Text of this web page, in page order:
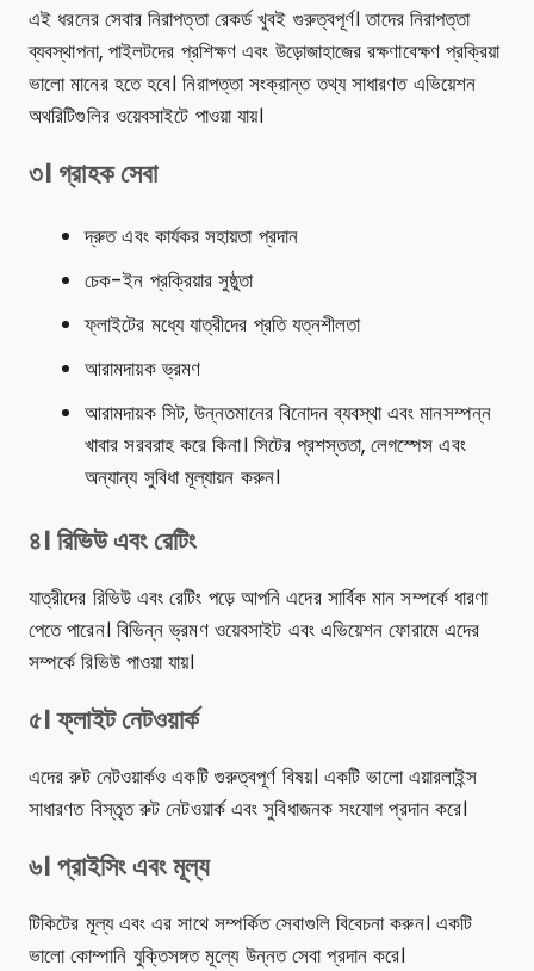
এই ধরনের সেবার নিরাপত্তা রেকর্ড খুবই গুরুত্বপূর্ণ। তাদের নিরাপত্তা
ব্যবস্থাপনা, পাইলটদের প্রশিক্ষণ এবং উড়োজাহাজের রক্ষণাবেক্ষণ প্রক্রিয়া
ভালো মানের হতে হবে। নিরাপত্তা সংক্রান্ত তথ্য সাধারণত এভিয়েশন
অথরিটিগুলির ওয়েবসাইটে পাওয়া যায়।
৩। গ্রাহক সেবা
দ্রুত এবং কার্যকর সহায়তা প্রদান
চেক-ইন প্রক্রিয়ার সুষ্ঠুতা
ফ্লাইটের মধ্যে যাত্রীদের প্রতি যত্নশীলতা
আরামদায়ক ভ্রমণ
আরামদায়ক সিট, উন্নতমানের বিনোদন ব্যবস্থা এবং মানসম্পন্ন
খাবার সরবরাহ করে কিনা। সিটের প্রশস্ততা, লেগস্পেস এবং
অন্যান্য সুবিধা মূল্যায়ন করুন।
৪। রিভিউ এবং রেটিং
যাত্রীদের রিভিউ এবং রেটিং পড়ে আপনি এদের সার্বিক মান সম্পর্কে ধারণা
পেতে পারেন। বিভিন্ন ভ্রমণ ওয়েবসাইট এবং এভিয়েশন ফোরামে এদের
সম্পর্কে রিভিউ পাওয়া যায়।
৫। ফ্লাইট নেটওয়ার্ক
এদের রুট নেটওয়ার্কও একটি গুরুত্বপূর্ণ বিষয়। একটি ভালো এয়ারলাইন্স
সাধারণত বিস্তৃত রুট নেটওয়ার্ক এবং সুবিধাজনক সংযোগ প্রদান করে।
৬। প্রাইসিং এবং মূল্য
টিকিটের মূল্য এবং এর সাথে সম্পর্কিত সেবাগুলি বিবেচনা করুন। একটি
ভালো কোম্পানি যুক্তিসঙ্গত মূল্যে উন্নত সেবা প্রদান করে।